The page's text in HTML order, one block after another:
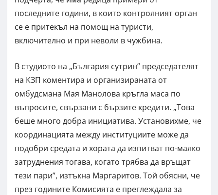
последните години, в които контролният орган
се е притекъл на помощ на туристи,
включително и при неволи в чужбина.
В студиото на „България сутрин” председателят
на КЗП коментира и организираната от
омбудсмана Мая Манолова кръгла маса по
въпросите, свързани с бързите кредити. „Това
беше много добра инициатива. Установихме, че
координацията между институциите може да
подобри средата и хората да изпитват по-малко
затруднения тогава, когато трябва да връщат
тези пари”, изтъкна Маргаритов. Той обясни, че
през годините Комисията е преглеждала за